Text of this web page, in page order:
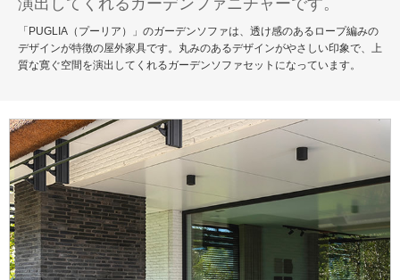
演出してくれるガーデンファニチャーです。
「PUGLIA（プーリア）」のガーデンソファは、透け感のあるロープ編みの
デザインが特徴の屋外家具です。丸みのあるデザインがやさしい印象で、上
質な寛ぐ空間を演出してくれるガーデンソファセットになっています。